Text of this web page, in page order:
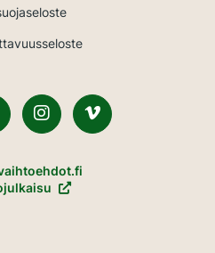
InstagramVimeo